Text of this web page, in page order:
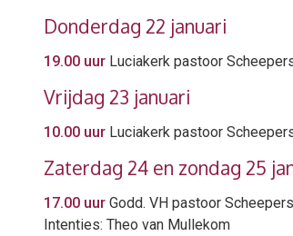
Donderdag 22 januari
19.00 uur Luciakerk pastoor
Vrijdag 23 januari
10.00 uur Luciakerk pastoor
Zaterdag 24 en zondag 25
17.00 uur Godd. VH pastoor
Intenties: Theo van Mullekom